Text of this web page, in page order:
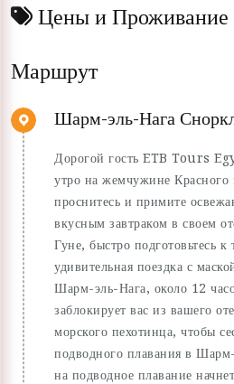
Цены и Проживание
Маршрут
Шарм-эль-Нага
Дорогой гость ETB Tours
утро на жемчужине Красного
проснитесь и примите
вкусным завтраком в своем
Гуне, быстро подготовьтесь к
удивительная поездка с
Шарм-эль-Нага, около 12
заблокирует вас из вашего
морского пехотинца, чтобы
подводного плавания в
на подводное плавание